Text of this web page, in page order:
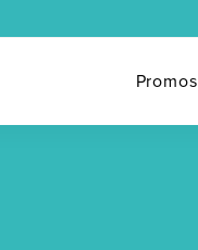
Promos